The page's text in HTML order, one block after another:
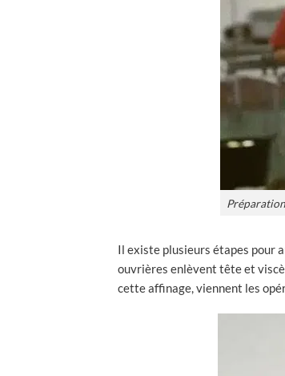
Il existe plusieurs étapes pour
ouvrières enlèvent tête et
cette affinage, viennent les